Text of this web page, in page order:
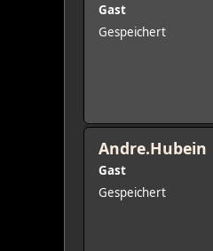
Gast
Gespeichert
Andre.Hubein
Gast
Gespeichert